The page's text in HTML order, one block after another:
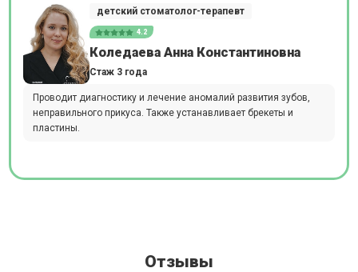
детский стоматолог-терапевт
4.2
Коледаева Анна Константиновна
Стаж 3 года
Проводит диагностику и лечение аномалий развития зубов,
неправильного прикуса. Также устанавливает брекеты и
пластины.
Отзывы